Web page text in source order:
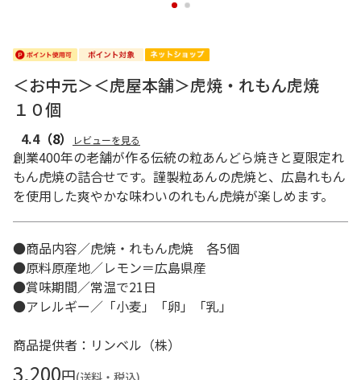
1 2
＜お中元＞＜虎屋本舗＞虎焼・れもん虎焼
１０個
4.4（8） レビューを見る
創業400年の老舗が作る伝統の粒あんどら焼きと夏限定れ
もん虎焼の詰合せです。謹製粒あんの虎焼と、広島れもん
を使用した爽やかな味わいのれもん虎焼が楽しめます。
●商品内容／虎焼・れもん虎焼 各5個
●原料原産地／レモン＝広島県産
●賞味期間／常温で21日
●アレルギー／「小麦」「卵」「乳」
商品提供者：リンベル（株）
3,200円(送料・税込)